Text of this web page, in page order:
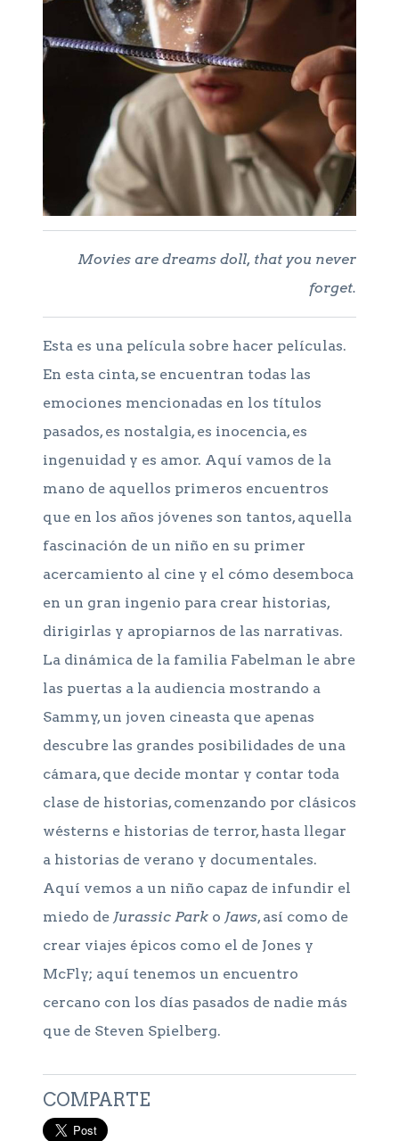
Movies are dreams doll, that you never
forget.
Esta es una película sobre hacer películas.
En esta cinta, se encuentran todas las
emociones mencionadas en los títulos
pasados, es nostalgia, es inocencia, es
ingenuidad y es amor. Aquí vamos de la
mano de aquellos primeros encuentros
que en los años jóvenes son tantos, aquella
fascinación de un niño en su primer
acercamiento al cine y el cómo desemboca
en un gran ingenio para crear historias,
dirigirlas y apropiarnos de las narrativas.
La dinámica de la familia Fabelman le abre
las puertas a la audiencia mostrando a
Sammy, un joven cineasta que apenas
descubre las grandes posibilidades de una
cámara, que decide montar y contar toda
clase de historias, comenzando por clásicos
wésterns e historias de terror, hasta llegar
a historias de verano y documentales.
Aquí vemos a un niño capaz de infundir el
miedo de Jurassic Park o Jaws, así como de
crear viajes épicos como el de Jones y
McFly; aquí tenemos un encuentro
cercano con los días pasados de nadie más
que de Steven Spielberg.
COMPARTE